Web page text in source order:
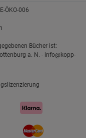
ÖKO-006
Bücher ist:
a. N. - info@kopp-